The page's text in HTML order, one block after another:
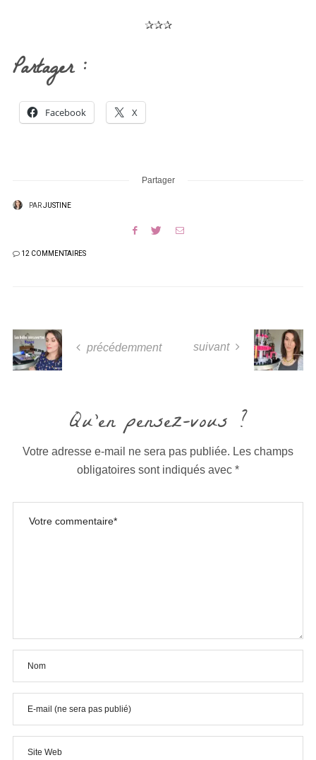
✰✰✰
Partager :
Facebook X
Partager
PARJUSTINE
12 COMMENTAIRES
précédemment suivant
Qu'en pensez-vous ?
Votre adresse e-mail ne sera pas publiée. Les champs
obligatoires sont indiqués avec *